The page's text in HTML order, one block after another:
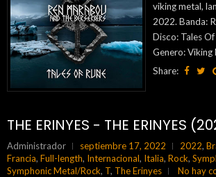
viking metal,
2022. Banda:
Disco: Tales
Genero: Viking
Share:
THE ERINYES - THE ERINYES
Administrador septiembre 17, 2022 2022,
Francia, Full-length, Internacional, Italia, Rock,
Symphonic Metal/Rock, T, The Erinyes
No hay